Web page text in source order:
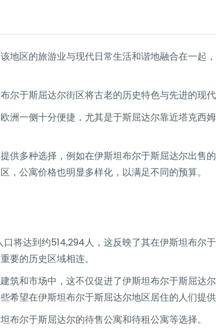
地区的旅游业与现代日常生活和谐地融合在一起
于斯屈达尔街区将古老的历史特色与先进的现代
洲一侧十分便捷，尤其是于斯屈达尔靠近塔克西
供多种选择，例如在伊斯坦布尔于斯屈达尔出售
公寓价格也明显多样化，以满足不同的预算。
将达到约514,294人，这反映了其在伊斯坦布尔
要的历史区域相连。
筑和市场中，这不仅促进了伊斯坦布尔于斯屈达
望在伊斯坦布尔于斯屈达尔地区居住的人们提供
尔于斯屈达尔的待售公寓和待租公寓等选择。